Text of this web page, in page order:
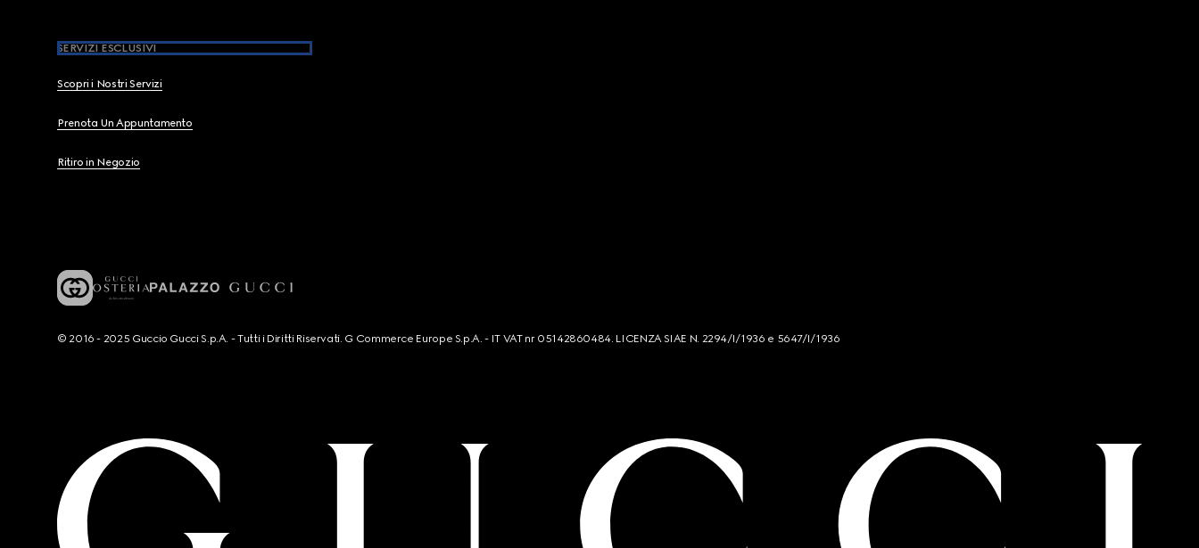
SERVIZI ESCLUSIVI
Scopri i Nostri Servizi
Prenota Un Appuntamento
Ritiro in Negozio
© 2016 - 2025 Guccio Gucci S.p.A. - Tutti i Diritti Riservati. G Commerce Europe S.p.A. - IT VAT nr 05142860484. LICENZA SIAE N. 2294/I/1936 e 5647/I/1936